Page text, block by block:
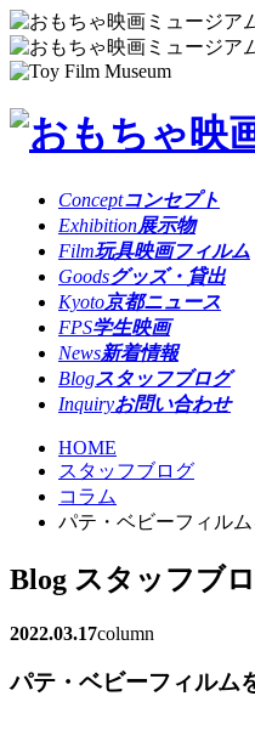
Conceptコンセプト
Exhibition展示物
Film玩具映画フィルム
Goodsグッズ・貸出
Kyoto京都ニュース
FPS学生映画
News新着情報
Blogスタッフブログ
Inquiryお問い合わせ
HOME
スタッフブログ
コラム
パテ・ベビーフィル
Blog スタッフブ
2022.03.17column
パテ・ベビーフィルム